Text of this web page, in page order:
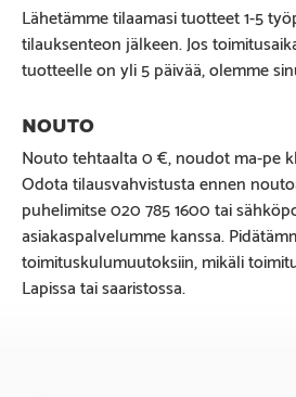
Lähetämme tilaamasi tuotteet 1-5
tilauksenteon jälkeen. Jos
tuotteelle on yli 5 päivää, olemme
Nouto tehtaalta 0 €, noudot ma-pe
Odota tilausvahvistusta ennen
puhelimitse 020 785 1600 tai
asiakaspalvelumme kanssa.
toimituskulumuutoksiin, mikäli
Lapissa tai saaristossa.